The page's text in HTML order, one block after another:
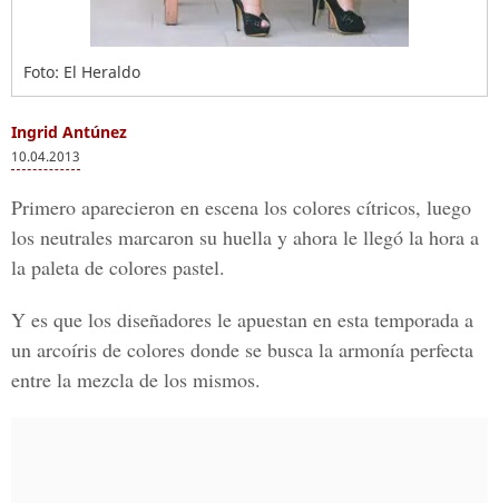
Foto: El Heraldo
Ingrid Antúnez
10.04.2013
Primero aparecieron en escena los colores cítricos, luego
los neutrales marcaron su huella y ahora le llegó la hora a
la paleta de colores pastel.
Y es que los diseñadores le apuestan en esta temporada a
un arcoíris de colores donde se busca la armonía perfecta
entre la mezcla de los mismos.